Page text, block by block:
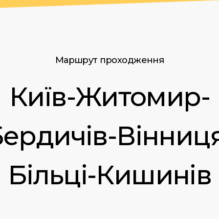
Маршрут проходження
Київ-Житомир-
Більці-Кишинів